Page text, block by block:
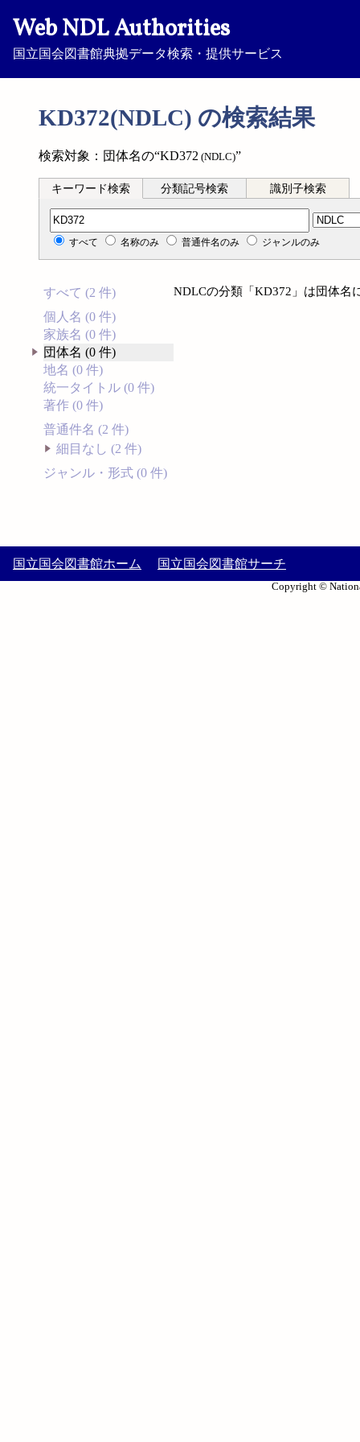
Web NDL Authorities
国立国会図書館典拠データ検索・提供サービス
KD372(NDLC) の検索結果
検索対象：団体名の“KD372 (NDLC)”
キーワード検索 分類記号検索 識別子検索
分類記号検索
すべて 名称のみ 普通件名のみ ジャンルのみ
すべて (2 件)
個人名 (0 件)
家族名 (0 件)
団体名 (0 件)
地名 (0 件)
統一タイトル (0 件)
著作 (0 件)
普通件名 (2 件)
細目なし (2 件)
ジャンル・形式 (0 件)
NDLCの分類「KD372」は団体名
国立国会図書館ホーム 国立国会図書館サーチ
Copyright ©